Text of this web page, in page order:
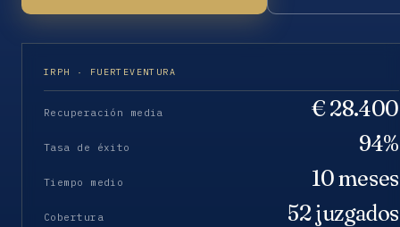
IRPH · FUERTEVENTURA
Recuperación media € 28.400
Tasa de éxito 94%
Tiempo medio 10 meses
Cobertura 52 juzgados